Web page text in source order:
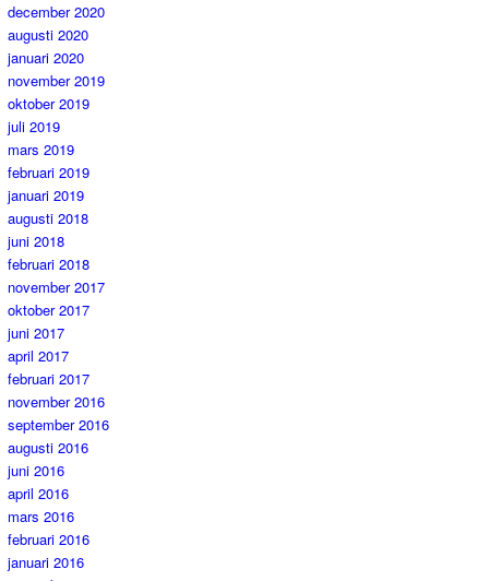
december 2020
augusti 2020
januari 2020
november 2019
oktober 2019
juli 2019
mars 2019
februari 2019
januari 2019
augusti 2018
juni 2018
februari 2018
november 2017
oktober 2017
juni 2017
april 2017
februari 2017
november 2016
september 2016
augusti 2016
juni 2016
april 2016
mars 2016
februari 2016
januari 2016